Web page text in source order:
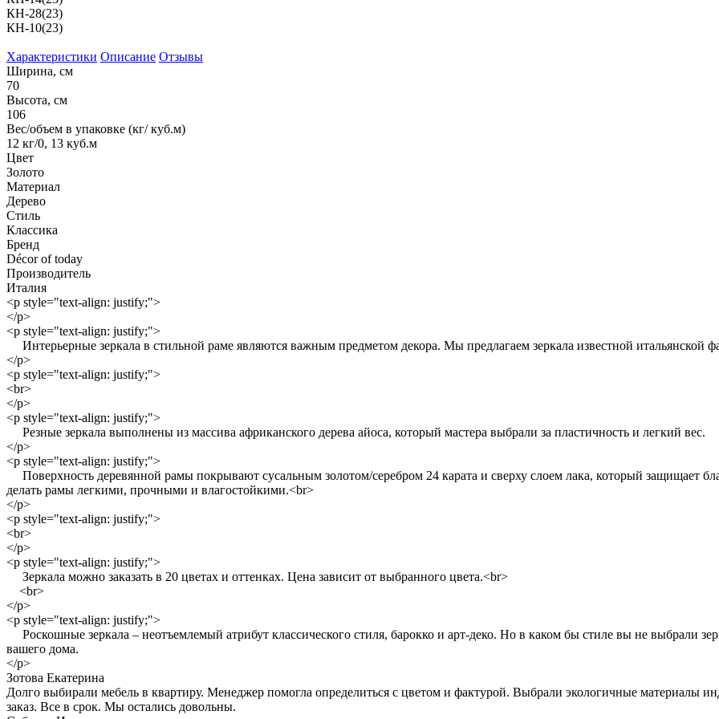
КН-28(23)
КН-10(23)
Характеристики Описание Отзывы
Ширина, см
70
Высота, см
106
Вес/объем в упаковке (кг/ куб.м)
12 кг/0, 13 куб.м
Цвет
Золото
Материал
Дерево
Стиль
Классика
Бренд
Décor of today
Производитель
Италия
<p style="text-align: justify;">
</p>
<p style="text-align: justify;">
Интерьерные зеркала в стильной раме являются важным предметом декора. Мы предлагаем зеркала известной итальянской
</p>
<p style="text-align: justify;">
<br>
</p>
<p style="text-align: justify;">
Резные зеркала выполнены из массива африканского дерева айоса, который мастера выбрали за пластичность и легкий вес.
</p>
<p style="text-align: justify;">
Поверхность деревянной рамы покрывают сусальным золотом/серебром 24 карата и сверху слоем лака, который защищает
делать рамы легкими, прочными и влагостойкими.<br>
</p>
<p style="text-align: justify;">
<br>
</p>
<p style="text-align: justify;">
Зеркала можно заказать в 20 цветах и оттенках. Цена зависит от выбранного цвета.<br>
<br>
</p>
<p style="text-align: justify;">
Роскошные зеркала – неотъемлемый атрибут классического стиля, барокко и арт-деко. Но в каком бы стиле вы не выбрали
вашего дома.
</p>
Зотова Екатерина
Долго выбирали мебель в квартиру. Менеджер помогла определиться с цветом и фактурой. Выбрали экологичные материалы
заказ. Все в срок. Мы остались довольны.